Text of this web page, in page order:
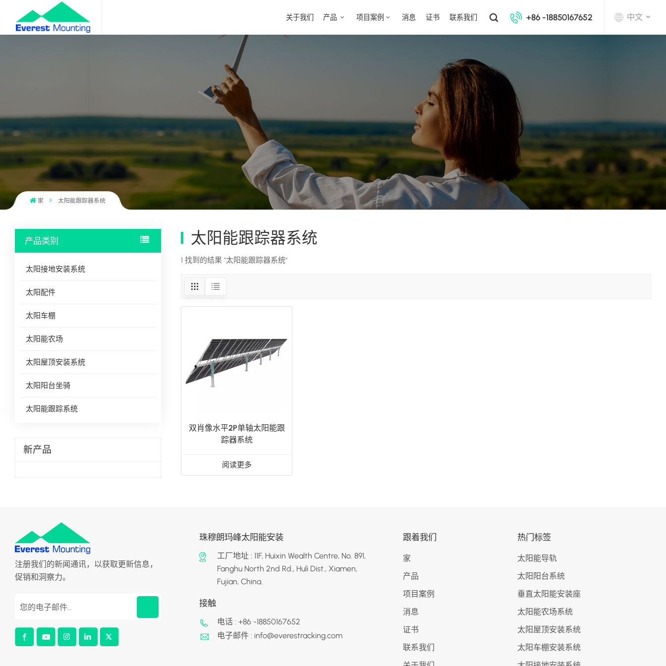
关于我们 产品 项目案例 消息 证书 联系我们 +86 -18850167652 中文
家 太阳能跟踪器系统
产品类别
太阳接地安装系统
太阳配件
太阳车棚
太阳能农场
太阳屋顶安装系统
太阳阳台坐骑
太阳能跟踪系统
新产品
太阳能跟踪器系统
1 找到的结果 "太阳能跟踪器系统"
双肖像水平2P单轴太阳能跟
踪器系统
阅读更多
注册我们的新闻通讯，以获取更新信息，
促销和洞察力。
珠穆朗玛峰太阳能安装
工厂地址 : 11F, Huixin Wealth Centre, No. 891,
Fanghu North 2nd Rd., Huli Dist., Xiamen,
Fujian, China.
接触
电话 : +86 -18850167652
电子邮件 : info@everestracking.com
跟着我们
家
产品
项目案例
消息
证书
联系我们
热门标签
太阳能导轨
太阳阳台系统
垂直太阳能安装座
太阳能农场系统
太阳屋顶安装系统
太阳车棚安装系统